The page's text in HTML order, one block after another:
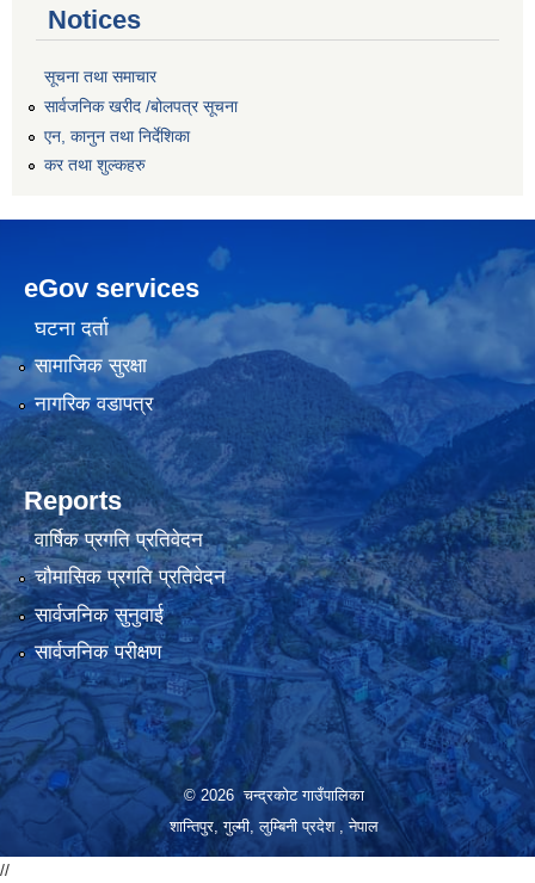
Notices
सूचना तथा समाचार
सार्वजनिक खरीद /बोलपत्र सूचना
एन, कानुन तथा निर्देशिका
कर तथा शुल्कहरु
eGov services
घटना दर्ता
सामाजिक सुरक्षा
नागरिक वडापत्र
Reports
वार्षिक प्रगति प्रतिवेदन
चौमासिक प्रगति प्रतिवेदन
सार्वजनिक सुनुवाई
सार्वजनिक परीक्षण
© 2026 चन्द्रकोट गाउँपालिका
शान्तिपुर, गुल्मी, लुम्बिनी प्रदेश , नेपाल
//